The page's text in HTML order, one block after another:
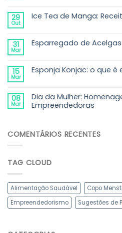
29
Out
Ice Tea de Manga:
31
Mar
Esparregado de Acelgas
15
Mar
Esponja Konjac: o que é
08
Mar
Dia da Mulher:
Empreendedoras
COMENTÁRIOS RECENTES
TAG CLOUD
Alimentação Saudável Copo
Empreendedorismo
Sugestões de